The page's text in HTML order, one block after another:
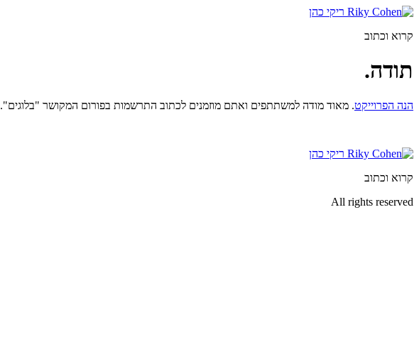
דלג
קרוא וכתוב
תודה.
הנה הפרוייקט. מאוד מודה למשתתפים ואתם מוזמנים לכתוב התרשמות בפורום המקושר "בלוגים".
קרוא וכתוב
All rights reserved